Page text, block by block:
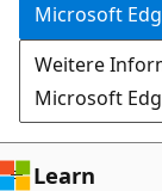
Microsoft
Weitere
Microsoft
Learn